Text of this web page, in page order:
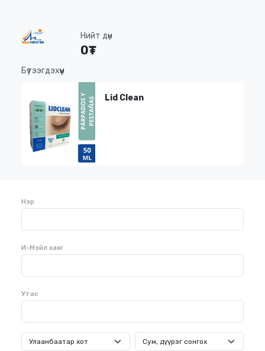
Нийт дүн
0₮
Бүтээгдэхүүн
Lid Clean
Нэр
И-Мэйл хаяг
Утас